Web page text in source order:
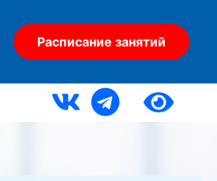
Расписание занятий